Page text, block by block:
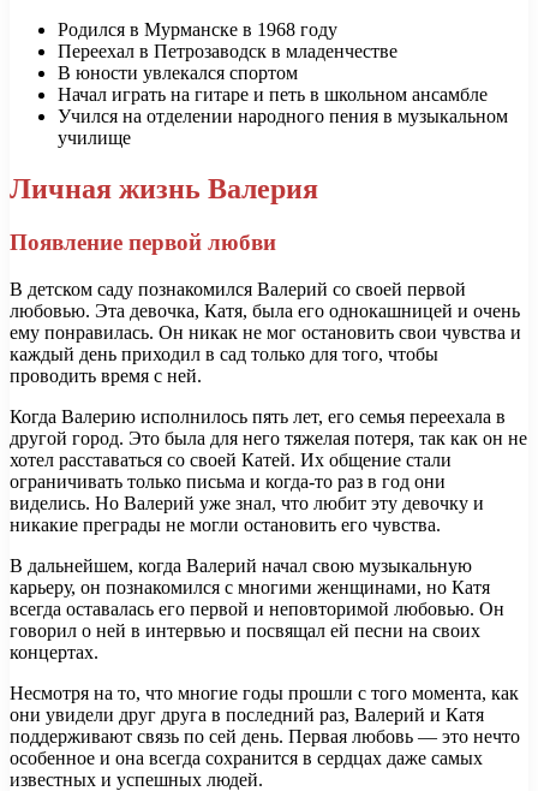
Родился в Мурманске в 1968 году
Переехал в Петрозаводск в младенчестве
В юности увлекался спортом
Начал играть на гитаре и петь в школьном ансамбле
Учился на отделении народного пения в музыкальном
училище
Личная жизнь Валерия
Появление первой любви
В детском саду познакомился Валерий со своей первой
любовью. Эта девочка, Катя, была его однокашницей и очень
ему понравилась. Он никак не мог остановить свои чувства и
каждый день приходил в сад только для того, чтобы
проводить время с ней.
Когда Валерию исполнилось пять лет, его семья переехала в
другой город. Это была для него тяжелая потеря, так как он не
хотел расставаться со своей Катей. Их общение стали
ограничивать только письма и когда-то раз в год они
виделись. Но Валерий уже знал, что любит эту девочку и
никакие преграды не могли остановить его чувства.
В дальнейшем, когда Валерий начал свою музыкальную
карьеру, он познакомился с многими женщинами, но Катя
всегда оставалась его первой и неповторимой любовью. Он
говорил о ней в интервью и посвящал ей песни на своих
концертах.
Несмотря на то, что многие годы прошли с того момента, как
они увидели друг друга в последний раз, Валерий и Катя
поддерживают связь по сей день. Первая любовь — это нечто
особенное и она всегда сохранится в сердцах даже самых
известных и успешных людей.